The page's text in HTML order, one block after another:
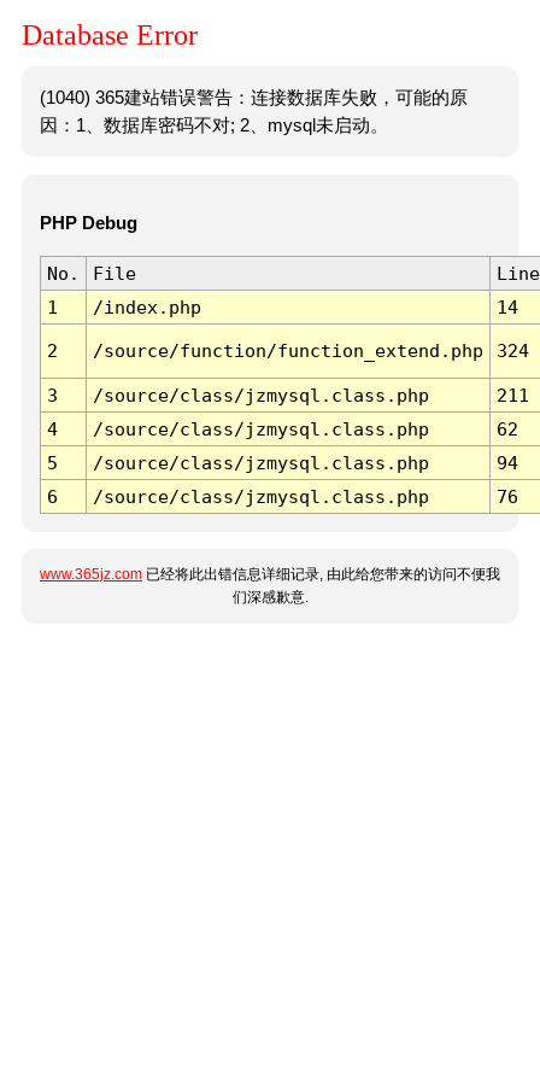
Database Error
(1040) 365建站错误警告：连接数据库失败，可能的原
因：1、数据库密码不对; 2、mysql未启动。
PHP Debug
No. File
Line
1
/index.php 14
2 /source/function/function_extend.php 324
3 /source/class/jzmysql.class.php
211
4
/source/class/jzmysql.class.php
62
5
/source/class/jzmysql.class.php
94
6
/source/class/jzmysql.class.php 76
www.365jz.com 已经将此出错信息详细记录, 由此给您带来的访问不便我
们深感歉意.